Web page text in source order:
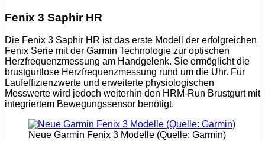
Fenix 3 Saphir HR
Die Fenix 3 Saphir HR ist das erste Modell der erfolgreichen
Fenix Serie mit der Garmin Technologie zur optischen
Herzfrequenzmessung am Handgelenk. Sie ermöglicht die
brustgurtlose Herzfrequenzmessung rund um die Uhr. Für
Laufeffizienzwerte und erweiterte physiologischen
Messwerte wird jedoch weiterhin den HRM-Run Brustgurt mit
integriertem Bewegungssensor benötigt.
Neue Garmin Fenix 3 Modelle (Quelle: Garmin)